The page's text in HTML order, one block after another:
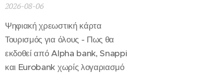
2026-08-06
Ψηφιακή χρεωστική κάρτα
Τουρισμός για όλους - Πως θα
εκδοθεί από Alpha bank, Snappi
και Eurobank χωρίς λογαριασμό